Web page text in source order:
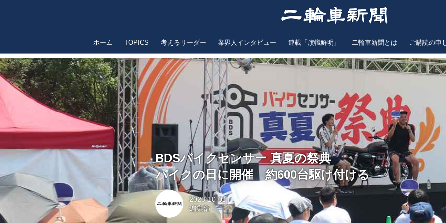
ホーム TOPICS 考えるリーダー 業界人インタビュー 連載「旗幟鮮明」 二輪車新聞とは ご購読の申
BDSバイクセンサー 真夏の祭典
バイクの日に開催 約600台駆け付ける
2023-10-02
編集部